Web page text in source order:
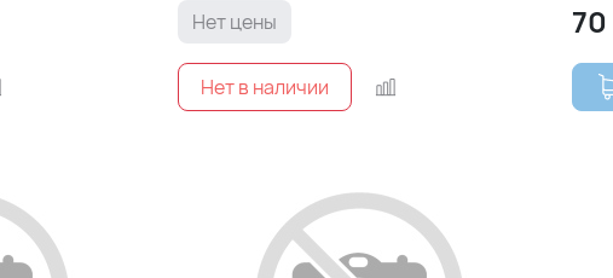
Нет цены 70